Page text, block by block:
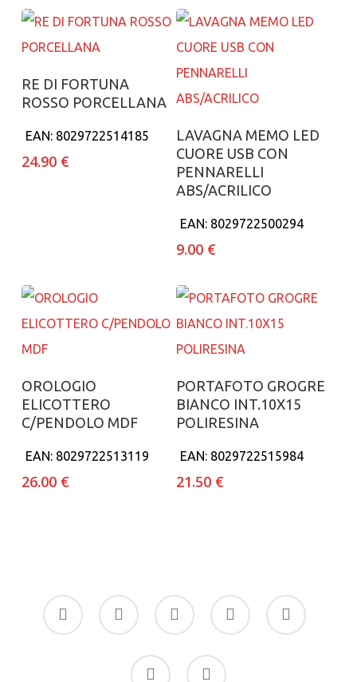
Aggiungi al carrello
RE DI FORTUNA
ROSSO PORCELLANA
EAN: 8029722514185
24.90 €
Aggiungi al carrello
LAVAGNA MEMO LED
CUORE USB CON
PENNARELLI
ABS/ACRILICO
EAN: 8029722500294
9.00 €
Aggiungi al carrello
OROLOGIO
ELICOTTERO
C/PENDOLO MDF
EAN: 8029722513119
26.00 €
Aggiungi al carrello
PORTAFOTO GROGRE
BIANCO INT.10X15
POLIRESINA
EAN: 8029722515984
21.50 €
facebook
google-
plus
instagram whatsapp tiktok
phone email